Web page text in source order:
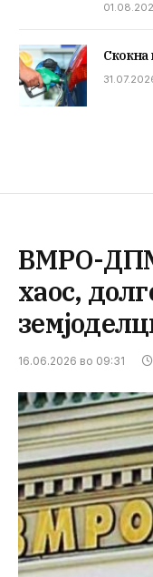
Скокна
ВМРО-
хаос,
16.06.2026 во 09:31